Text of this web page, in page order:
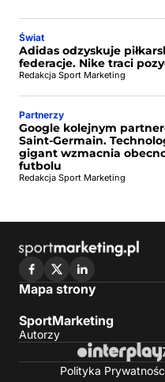
Świat
Adidas odzyskuje
federacje. Nike traci
Redakcja Sport Marketing
Partnerzy
Google kolejnym
Saint-Germain.
gigant wzmacnia
futbolu
Redakcja Sport Marketing
Mapa strony
SportMarketing
Autorzy
Polityka